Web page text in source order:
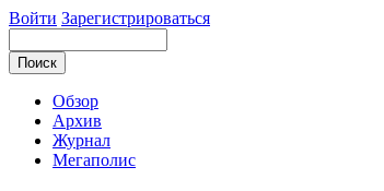
Войти Зарегистрироваться
Обзор
Архив
Журнал
Мегаполис